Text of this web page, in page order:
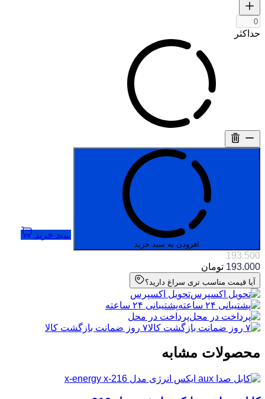
حداکثر
افزودن به سبد خرید
سبد خرید
193.500
193.000 تومان
آیا قیمت مناسب تری سراغ دارید؟
تحویل اکسپرس
پشتیبانی ۲۴ ساعته
پرداخت در محل
۷ روز ضمانت بازگشت کالا
محصولات مشابه